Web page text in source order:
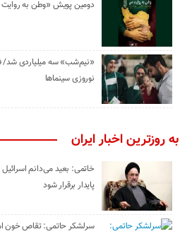
دومین پویش «وطن به
«نیم‌شب» سه میلیاردی شد/
نوروزی سینماها
به روزترین اخبار ایران
خاتمی: بعید می‌دانم
پایدار برقرار شود
سرلشکر حاتمی: تقاص خون